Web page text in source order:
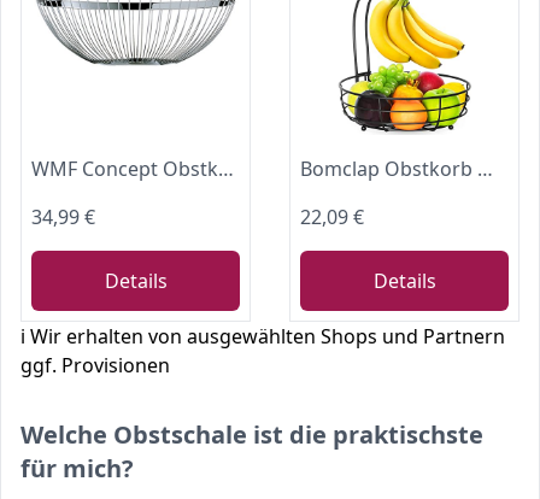
WMF Concept Obstkorb groß 26 cm, dekorative Obstschale silber, Brotkorb Metall, Cromargan Edelstahl poliert
34,99 €
Details
Bomclap Obstkorb mit Bananenhalter - 2 Stöckig Obstschale aus Metall - Küche Stehend Moderne Obstschalen - Dekorativer Gemüsekorb Obstschale - Schwarz
22,09 €
Details
ℹ️ Wir erhalten von ausgewählten Shops und Partnern
ggf. Provisionen
Welche Obstschale ist die praktischste
für mich?